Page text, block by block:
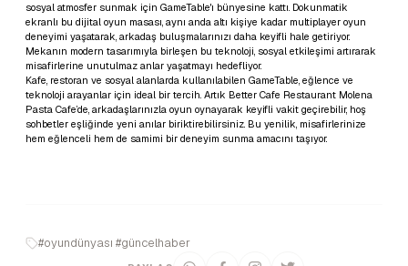
sosyal atmosfer sunmak için GameTable'ı bünyesine kattı. Dokunmatik
ekranlı bu dijital oyun masası, aynı anda altı kişiye kadar multiplayer oyun
deneyimi yaşatarak, arkadaş buluşmalarınızı daha keyifli hale getiriyor.
Mekanın modern tasarımıyla birleşen bu teknoloji, sosyal etkileşimi artırarak
misafirlerine unutulmaz anlar yaşatmayı hedefliyor.
Kafe, restoran ve sosyal alanlarda kullanılabilen GameTable, eğlence ve
teknoloji arayanlar için ideal bir tercih. Artık Better Cafe Restaurant Molena
Pasta Cafe’de, arkadaşlarınızla oyun oynayarak keyifli vakit geçirebilir, hoş
sohbetler eşliğinde yeni anılar biriktirebilirsiniz. Bu yenilik, misafirlerinize
hem eğlenceli hem de samimi bir deneyim sunma amacını taşıyor.
#oyundünyası #güncelhaber